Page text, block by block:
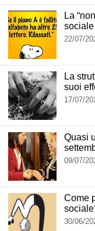
La
sociale
22/07/
La
suoi
17/07/
Quasi
09/07/
Come
30/06/